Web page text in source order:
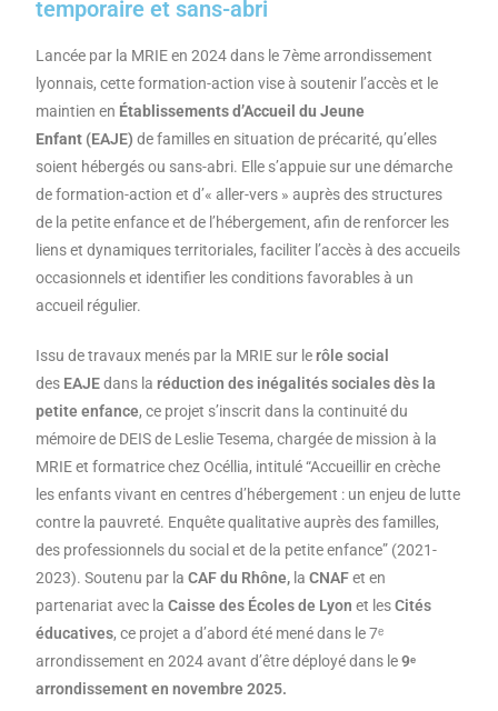
temporaire et sans-abri
Lancée par la MRIE en 2024 dans le 7ème arrondissement
lyonnais, cette formation-action vise à soutenir l’accès et le
maintien en Établissements d’Accueil du Jeune
Enfant (EAJE) de familles en situation de précarité, qu’elles
soient hébergés ou sans-abri. Elle s’appuie sur une démarche
de formation-action etd’« aller-vers »auprès des structures
de la petite enfance et de l’hébergement, afin de renforcer les
liens et dynamiques territoriales, faciliter l’accès à des accueils
occasionnels et identifier les conditions favorables à un
accueil régulier.
Issu de travaux menés par la MRIE sur lerôle social
des EAJE dans laréduction des inégalités sociales dès la
petite enfance, ce projet s’inscrit dans la continuité du
mémoire de DEIS de Leslie Tesema, chargée de mission à la
MRIE et formatrice chez Océllia, intitulé “Accueillir en crèche
les enfants vivant en centres d’hébergement : un enjeu de lutte
contre la pauvreté. Enquête qualitative auprès des familles,
des professionnels du social et de la petite enfance” (2021-
2023). Soutenu par laCAF du Rhône, laCNAFeten
partenariat avec laCaisse des Écoles de Lyon et lesCités
éducatives, ce projet a d’abord été mené dans le 7ᵉ
arrondissement en 2024 avant d’être déployé dans le9ᵉ
arrondissement en novembre 2025.